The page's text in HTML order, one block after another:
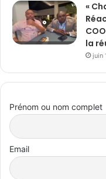
«
la
juin
Prénom ou nom complet
Email